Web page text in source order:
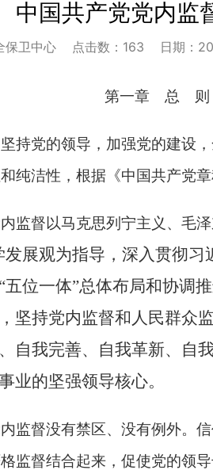
中国共产党党内监
保卫中心 点击数： 163 日期：
第一章 总 则
的领导，加强党的建设，
纯洁性，根据《中国共产党章
以马克思列宁主义、毛泽
发展观为指导，深入贯彻
位一体”总体布局和协调
坚持党内监督和人民群众
自我完善、自我革新、自
业的坚强领导核心。
没有禁区、没有例外。信
监督结合起来，促使党的领